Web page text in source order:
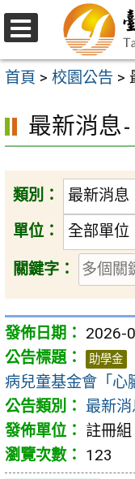
跳
至
主
內
容
選
單
首頁 > 校園公告 >
最新消息-
類別：
單位：
關鍵字：
2026-
助學金
病兒童基金會「心
最新消
註冊組
123